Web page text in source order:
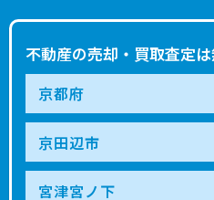
不動産の売却・買取査定は